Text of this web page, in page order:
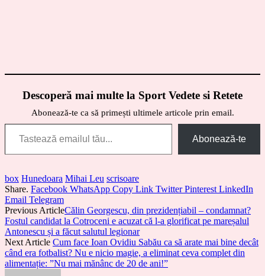
Descoperă mai multe la Sport Vedete si Retete
Abonează-te ca să primești ultimele articole prin email.
Tastează emailul tău...
Abonează-te
box Hunedoara Mihai Leu scrisoare
Share. Facebook WhatsApp Copy Link Twitter Pinterest LinkedIn
Email Telegram
Previous ArticleCălin Georgescu, din prezidențiabil – condamnat?
Fostul candidat la Cotroceni e acuzat că l-a glorificat pe mareșalul
Antonescu și a făcut salutul legionar
Next Article Cum face Ioan Ovidiu Sabău ca să arate mai bine decât
când era fotbalist? Nu e nicio magie, a eliminat ceva complet din
alimentație: ”Nu mai mănânc de 20 de ani!”